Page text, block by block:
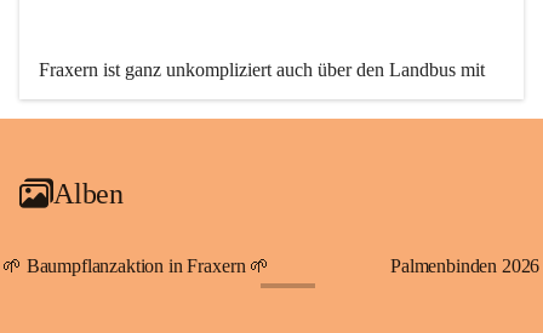
Fraxern ist ganz unkompliziert auch über den Landbus mit
den öffentlichen Verkehrsmitteln zu erreichen. Die Linie
An Samstagen, Sonn- und Feiertagen können Sie bequem
persönlichen Linienbus zur gewünschten Zeit zu Ihrer
Haltestelle bestellen. Sowohl von Weiler kommend nach
Alben
🌱 Baumpflanzaktion in Fraxern 🌱 Palmenbinden 2026